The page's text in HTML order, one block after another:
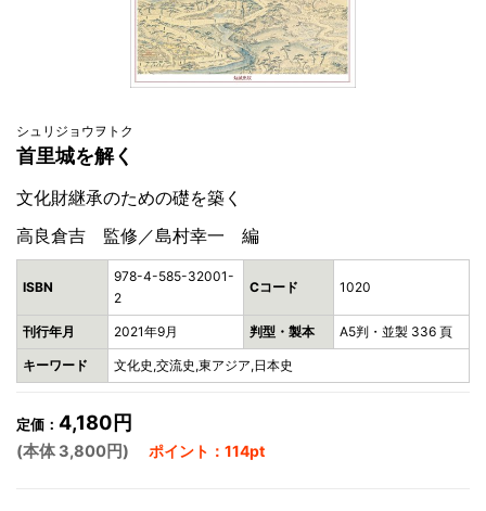
シュリジョウヲトク
首里城を解く
文化財継承のための礎を築く
高良倉吉 監修／島村幸一 編
ISBN
978-4-585-32001-
2
Cコード 1020
刊行年月 2021年9月 判型・製本 A5判・並製 336 頁
キーワード 文化史,交流史,東アジア,日本史
定価： 4,180円
(本体 3,800円) ポイント：114pt